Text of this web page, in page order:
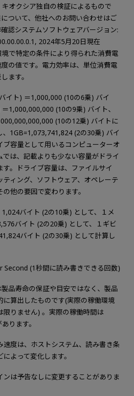
オクシア独自の検証によるもので
ついて、他社へのお問い合わせはご
認システムソフトウェアバージョン:
2024年5月20日現在
で特定の条件により得られた消費電
の値です。電力効率は、単位消費電
ます。
イト) ＝1,000,000 (10の6乗) バイ
1,000,000,000 (10の9乗) バイト、
(10の12乗) バイトに
、1GB=1,073,741,824 (2の30乗) バイ
ブ容量として用いるコンピューターオ
は、記載よりも少ない容量がドライ
。ドライブ容量は、ファイルサイ
ティング、ソフトウェア、オペレーテ
他の要因で変わります。
バイト (2の10乗) として、１メ
バイト (2の20乗) として、１ギビ
バイト (2の30乗) として計算し
(1秒間に読み書きできる回数)
品寿命の保証や目安ではなく、製品
に算出したものです(実際の稼働環境
限りません) 。実際の稼働時間は
ります。
度は、ホストシステム、読み書き条
よって変化します。
は予告なしに変更することがありま